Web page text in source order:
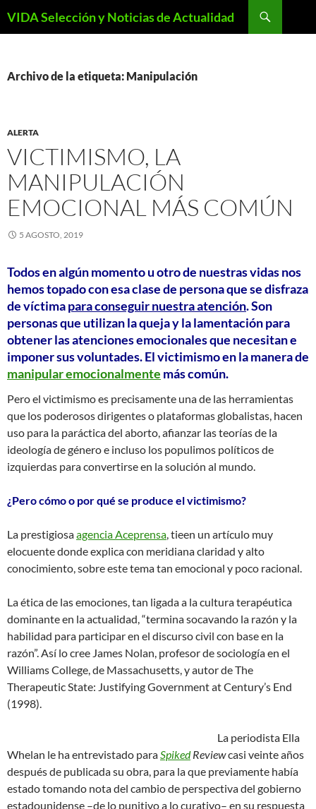
VIDA Selección y Noticias de Actualidad
Archivo de la etiqueta: Manipulación
ALERTA
VICTIMISMO, LA
MANIPULACIÓN
EMOCIONAL MÁS COMÚN
5 AGOSTO, 2019
Todos en algún momento u otro de nuestras vidas nos
hemos topado con esa clase de persona quese disfraza
de víctimapara conseguir nuestra atención. Son
personas que utilizan la queja y la lamentación para
obtener las atenciones emocionales que necesitan e
imponer sus voluntades. El victimismo en la manera de
manipular emocionalmente más común.
Pero el victimismo es precisamente una de las herramientas
que los poderosos dirigentes o plataformas globalistas, hacen
uso para la paráctica del aborto, afianzar las teorías de la
ideología de género e incluso los populimos políticos de
izquierdas para convertirse en la solución al mundo.
¿Pero cómo o por qué se produce el victimismo?
La prestigiosaagencia Aceprensa, tieen un artículo muy
elocuente donde explica con meridiana claridad y alto
conocimiento, sobre este tema tan emocional y poco racional.
La ética de las emociones, tan ligada a la cultura terapéutica
dominante en la actualidad, “termina socavando la razón y la
habilidad para participar en el discurso civil con base en la
razón”. Así lo cree James Nolan, profesor de sociología en el
Williams College, de Massachusetts, y autor de The
Therapeutic State: Justifying Government at Century’s End
(1998).
La periodista Ella
Whelan le ha entrevistado paraSpikedReviewcasi veinte años
después de publicada su obra, para la que previamente había
estado tomando nota del cambio de perspectiva del gobierno
estadounidense –de lo punitivo a lo curativo– en su respuesta